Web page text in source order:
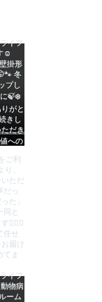
寒性能の強化で冬場
するために欠かせま
づくりが業績にも直
commercial